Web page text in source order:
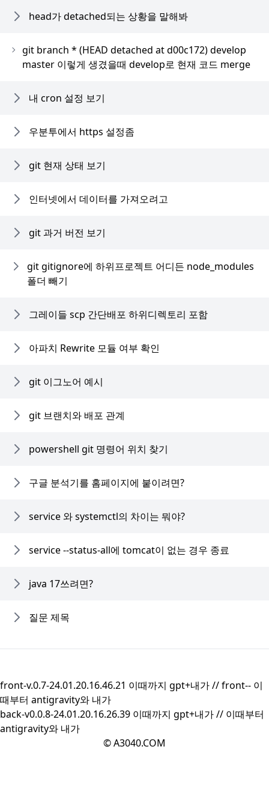
head가 detached되는 상황을 말해봐
git branch * (HEAD detached at d00c172) develop
master 이렇게 생겼을때 develop로 현재 코드 merge
내 cron 설정 보기
우분투에서 https 설정좀
git 현재 상태 보기
인터넷에서 데이터를 가져오려고
git 과거 버전 보기
git gitignore에 하위프로젝트 어디든 node_modules
폴더 빼기
그레이들 scp 간단배포 하위디렉토리 포함
아파치 Rewrite 모듈 여부 확인
git 이그노어 예시
git 브랜치와 배포 관계
powershell git 명령어 위치 찾기
구글 분석기를 홈페이지에 붙이려면?
service 와 systemctl의 차이는 뭐야?
service --status-all에 tomcat이 없는 경우 종료
java 17쓰려면?
질문 제목
front-v.0.7-24.01.20.16.46.21 이때까지 gpt+내가 //front-- 이
때부터 antigravity와 내가
back-v0.0.8-24.01.20.16.26.39 이때까지 gpt+내가 // 이때부터
antigravity와 내가
© A3040.COM